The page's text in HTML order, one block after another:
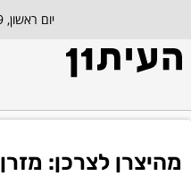
יום ראשון, 9 אוגוסט 2026
מהיצרן לצרכן: